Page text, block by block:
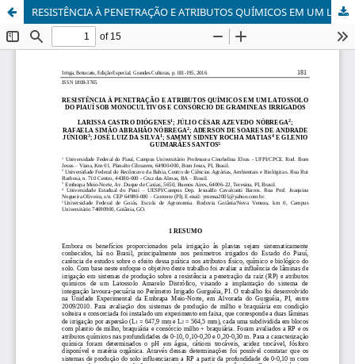
RESISTÊNCIA À PENETRAÇÃO E ATRIBUTOS QUÍMICOS EM UM LATOSSOLO DO PIAUÍ SOB MONOCULTIVOS E CONSÓRCIO DE GRAMINEAS IRRIGADOS